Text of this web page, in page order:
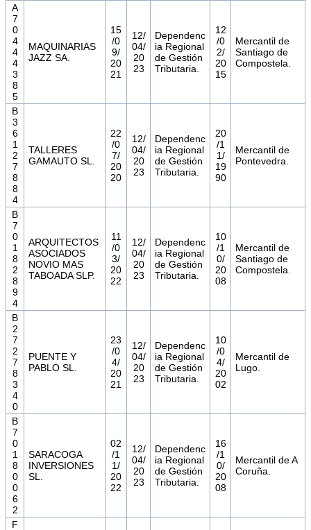
A
7
0
4
4
4
3
8
5
MAQUINARIAS
JAZZ SA.
15
/0
9/
20
21
12/
04/
20
23
Dependenc
ia Regional
de Gestión
Tributaria.
12
/0
2/
20
15
Mercantil de
Santiago de
Compostela.
B
3
6
1
2
7
8
8
4
TALLERES
GAMAUTO SL.
22
/0
7/
20
20
12/
04/
20
23
Dependenc
ia Regional
de Gestión
Tributaria.
20
/1
1/
19
90
Mercantil de
Pontevedra.
B
7
0
1
8
2
8
9
4
ARQUITECTOS
ASOCIADOS
NOVIO MAS
TABOADA SLP.
11
/0
3/
20
22
12/
04/
20
23
Dependenc
ia Regional
de Gestión
Tributaria.
10
/1
0/
20
08
Mercantil de
Santiago de
Compostela.
B
2
7
2
7
8
3
4
0
PUENTE Y
PABLO SL.
23
/0
4/
20
21
12/
04/
20
23
Dependenc
ia Regional
de Gestión
Tributaria.
10
/0
4/
20
02
Mercantil de
Lugo.
B
7
0
1
8
0
0
6
2
SARACOGA
INVERSIONES
SL.
02
/1
1/
20
22
12/
04/
20
23
Dependenc
ia Regional
de Gestión
Tributaria.
16
/1
0/
20
08
Mercantil de A
Coruña.
F